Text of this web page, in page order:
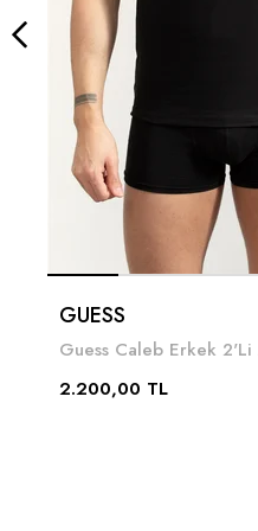
GUESS
Guess Caleb Erkek 2'Li
2.200,00 TL